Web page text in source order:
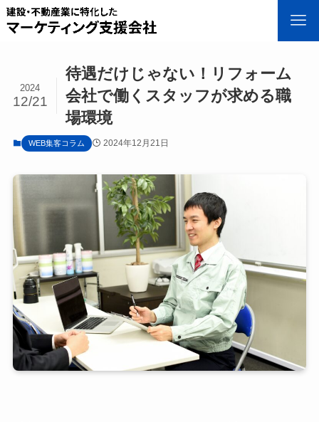
待遇だけじゃない！リフォーム
会社で働くスタッフが求める職
場環境
2024
12/21
WEB集客コラム 2024年12月21日